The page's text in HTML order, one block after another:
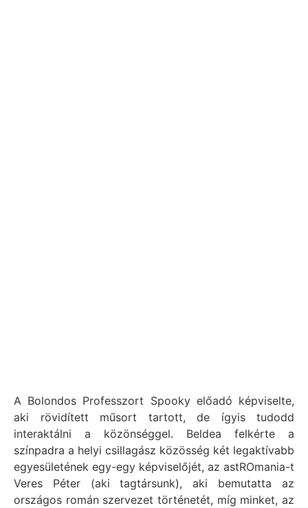
A Bolondos Professzort Spooky előadó képviselte,
aki rövidített műsort tartott, de ígyis tudodd
interaktálni a közönséggel. Beldea felkérte a
színpadra a helyi csillagász közösség két legaktívabb
egyesületének egy-egy képviselőjét, az astROmania-t
Veres Péter (aki tagtársunk), aki bemutatta az
országos román szervezet történetét, míg minket, az